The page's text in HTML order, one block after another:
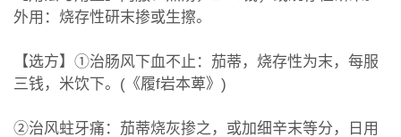
外用：烧存性研末掺或生擦。
【选方】①治肠风下血不止：茄蒂，烧存性为末，每服
三钱，米饮下。(《履f岩本萆》)
②治风蛀牙痛：茄蒂烧灰掺之，或加细辛末等分，日用